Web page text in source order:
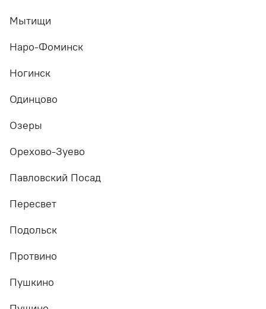
Мытищи
Наро-Фоминск
Ногинск
Одинцово
Озеры
Орехово-Зуево
Павловский Посад
Пересвет
Подольск
Протвино
Пушкино